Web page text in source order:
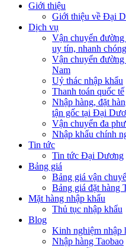
Giới thiệu
Giới thiệu về Đại
Dịch vụ
Vận chuyển
uy tín, nhanh chóng
Vận chuyển
Nam
Uỷ thác nhập khẩu
Thanh toán quốc tế
Nhập hàng, đặt
tận gốc tại Đại
Vận chuyển đa
Nhập khẩu chính
Tin tức
Tin tức Đại Dương
Bảng giá
Bảng giá vận
Bảng giá đặt hàng
Mặt hàng nhập khẩu
Thủ tục nhập khẩu
Blog
Kinh nghiệm nhập
Nhập hàng Taobao